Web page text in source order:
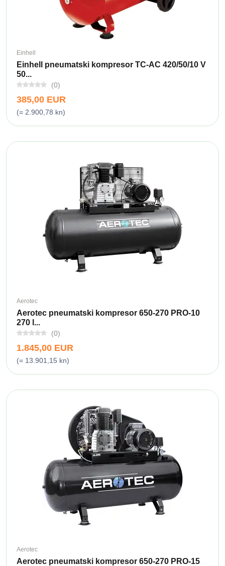
Einhell
Einhell pneumatski kompresor TC-AC 420/50/10 V
50...
(0)
385,00 EUR
(= 2.900,78 kn)
Aerotec
Aerotec pneumatski kompresor 650-270 PRO-10
270 l...
(0)
1.845,00 EUR
(= 13.901,15 kn)
Aerotec
Aerotec pneumatski kompresor 650-270 PRO-15